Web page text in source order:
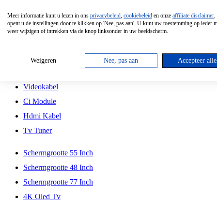
Hd Led Tv
Antennekabel
Videokabel
Ci Module
Hdmi Kabel
Tv Tuner
Schermgrootte 55 Inch
Schermgrootte 48 Inch
Schermgrootte 77 Inch
4K Oled Tv
Meer informatie kunt u lezen in ons privacybeleid, cookiebeleid en onze affiliate disclaimer,
opent u de instellingen door te klikken op 'Nee, pas aan'. U kunt uw toestemming op ieder
weer wijzigen of intrekken via de knop linksonder in uw beeldscherm.
Weigeren Nee, pas aan Accepteer